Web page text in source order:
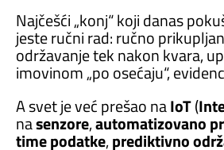
Najčešći „konj“ koji danas
jeste ručni rad: ručno
održavanje tek nakon kvara,
imovinom „po osećaju“,
A svet je već prešao naIoT(
nasenzore,automatizovano
timepodatke,prediktivno